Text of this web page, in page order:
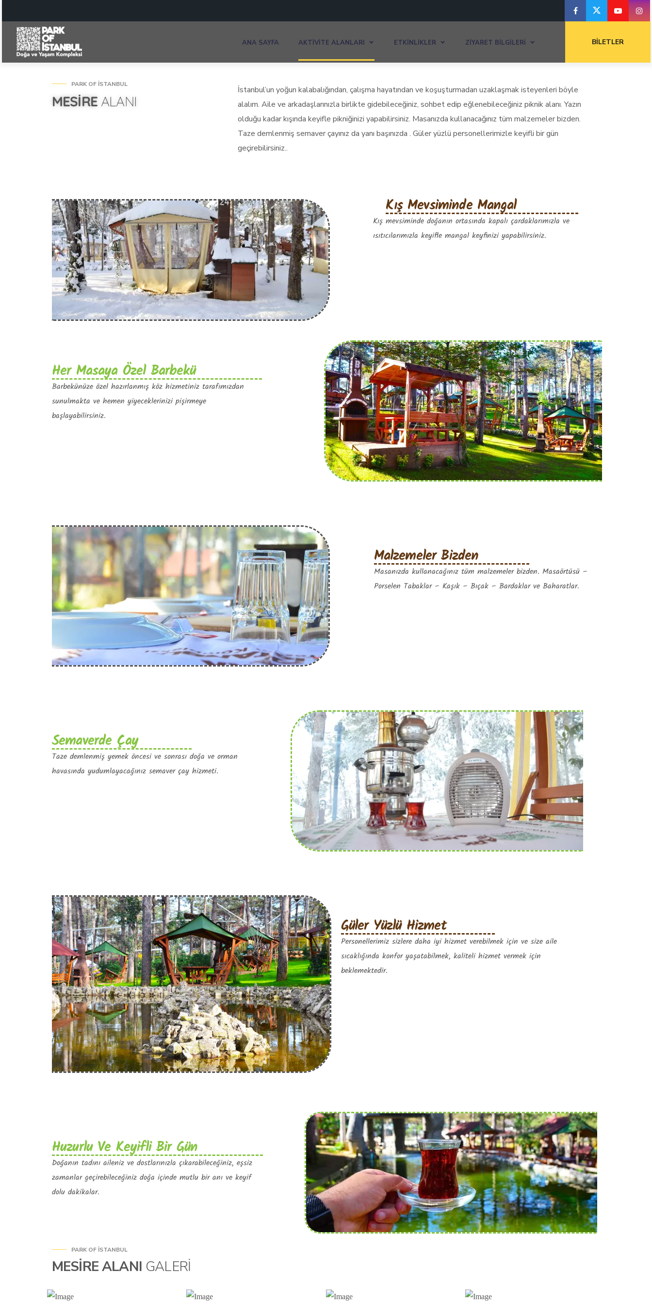
ANA SAYFA AKTIVITE ALANLARI ETKINLIKLER ZIYARET BILGILERI BILETLER
PARK OF İSTANBUL
MESIRE ALANI
İstanbul’un yoğun kalabalığından, çalışma hayatından ve koşuşturmadan uzaklaşmak isteyenleri böyle
alalım. Aile ve arkadaşlarınızla birlikte gidebileceğiniz, sohbet edip eğlenebileceğiniz piknik alanı. Yazın
olduğu kadar kışında keyifle pikniğinizi yapabilirsiniz. Masanızda kullanacağınız tüm malzemeler bizden.
Taze demlenmiş semaver çayınız da yanı başınızda . Güler yüzlü personellerimizle keyifli bir gün
geçirebilirsiniz..
Kış mevsiminde doğanın ortasında kapalı çardaklarımızla ve
ısıtıcılarımızla keyifle mangal keyfinizi yapabilirsiniz.
Kış Mevsiminde Mangal
Her Masaya Özel Barbekü
Barbekünüze özel hazırlanmış köz hizmetiniz tarafımızdan
sunulmakta ve hemen yiyeceklerinizi pişirmeye
başlayabilirsiniz.
Masanızda kullanacağınız tüm malzemeler bizden. Masaörtüsü –
Porselen Tabaklar – Kaşık – Bıçak – Bardaklar ve Baharatlar.
Malzemeler Bizden
Semaverde Çay
Taze demlenmiş yemek öncesi ve sonrası doğa ve orman
havasında yudumlayacağınız semaver çay hizmeti.
Personellerimiz sizlere daha iyi hizmet verebilmek için ve size aile
sıcaklığında konfor yaşatabilmek, kaliteli hizmet vermek için
beklemektedir.
Güler Yüzlü Hizmet
Huzurlu Ve Keyifli Bir Gün
Doğanın tadını aileniz ve dostlarınızla çıkarabileceğiniz, eşsiz
zamanlar geçirebileceğiniz doğa içinde mutlu bir anı ve keyif
dolu dakikalar.
PARK OF İSTANBUL
MESIRE ALANI GALERI